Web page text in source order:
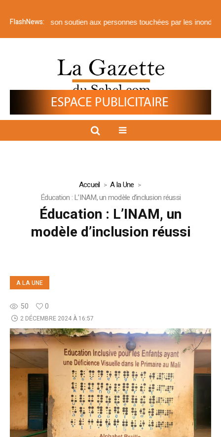
FlashNews:
son soutien aux personnes touchées par les inondations
Accueil
A la Une
Éducation : L’INAM, un modèle d’inclusion réussi
Éducation : L’INAM, un
modèle d’inclusion réussi
A LA UNE
50 0
2 DÉCEMBRE 2024 À 16:57